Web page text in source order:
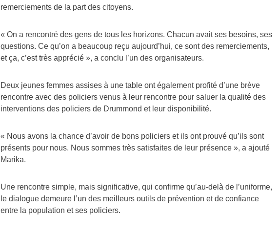
remerciements de la part des citoyens.
« On a rencontré des gens de tous les horizons. Chacun avait ses besoins, ses
questions. Ce qu’on a beaucoup reçu aujourd’hui, ce sont des remerciements,
et ça, c’est très apprécié », a conclu l’un des organisateurs.
Deux jeunes femmes assises à une table ont également profité d’une brève
rencontre avec des policiers venus à leur rencontre pour saluer la qualité des
interventions des policiers de Drummond et leur disponibilité.
« Nous avons la chance d’avoir de bons policiers et ils ont prouvé qu’ils sont
présents pour nous. Nous sommes très satisfaites de leur présence », a ajouté
Marika.
Une rencontre simple, mais significative, qui confirme qu’au-delà de l’uniforme,
le dialogue demeure l’un des meilleurs outils de prévention et de confiance
entre la population et ses policiers.